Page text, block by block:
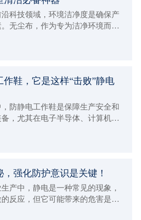
科技领域，环境洁净度是确保产
无尘布，作为专为洁净环境而生
作鞋，它是这样“击败”静电
防静电工作鞋是保障生产安全和
，尤其在电子半导体、计算机、
强化防护意识是关键！
产中，静电是一种常见的现象，
反应，但它可能带来的危害是不